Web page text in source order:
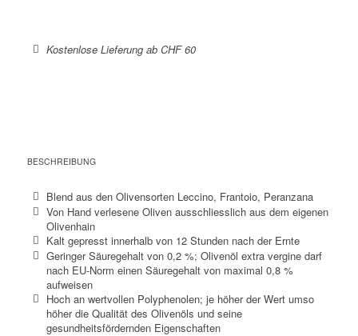
Kostenlose Lieferung ab CHF 60
BESCHREIBUNG
Blend aus den Olivensorten Leccino, Frantoio, Peranzana
Von Hand verlesene Oliven ausschliesslich aus dem eigenen
Olivenhain
Kalt gepresst innerhalb von 12 Stunden nach der Ernte
Geringer Säuregehalt von 0,2 %; Olivenöl extra vergine darf
nach EU-Norm einen Säuregehalt von maximal 0,8 %
aufweisen
Hoch an wertvollen Polyphenolen; je höher der Wert umso
höher die Qualität des Olivenöls und seine
gesundheitsfördernden Eigenschaften